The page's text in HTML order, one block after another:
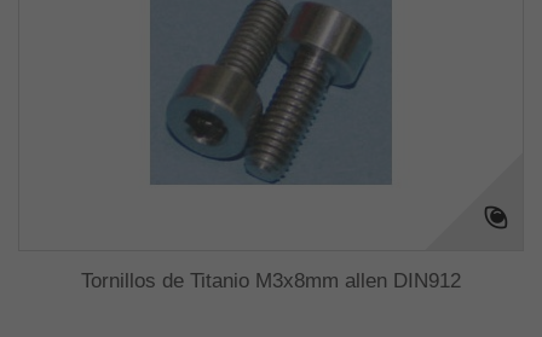
Tornillos de Titanio M3x8mm allen DIN912